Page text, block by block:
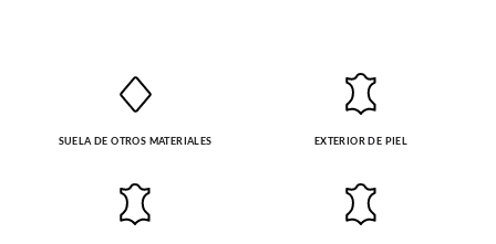
SUELA DE OTROS MATERIALES EXTERIOR DE PIEL